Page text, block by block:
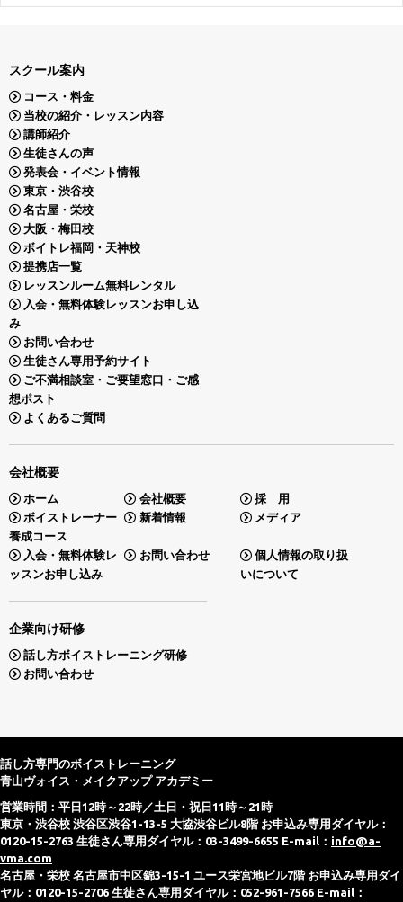
スクール案内
コース・料金
当校の紹介・レッスン内容
講師紹介
生徒さんの声
発表会・イベント情報
東京・渋谷校
名古屋・栄校
大阪・梅田校
ボイトレ福岡・天神校
提携店一覧
レッスンルーム無料レンタル
入会・無料体験レッスンお申し込
み
お問い合わせ
生徒さん専用予約サイト
ご不満相談室・ご要望窓口・ご感
想ポスト
よくあるご質問
会社概要
ホーム 会社概要
採 用
ボイストレーナー
養成コース
新着情報 メディア
入会・無料体験レ
ッスンお申し込み
お問い合わせ
個人情報の取り扱
いについて
企業向け研修
話し方ボイストレーニング研修
お問い合わせ
話し方専門のボイストレーニング
青山ヴォイス・メイクアップ アカデミー
営業時間：平日12時～22時／土日・祝日11時～21時
東京・渋谷校 渋谷区渋谷1-13-5 大協渋谷ビル8階 お申込み専用ダイヤル：
0120-15-2763 生徒さん専用ダイヤル：03-3499-6655 E-mail： info@a-
vma.com
名古屋・栄校 名古屋市中区錦3-15-1 ユース栄宮地ビル7階 お申込み専用ダイ
ヤル：0120-15-2706 生徒さん専用ダイヤル：052-961-7566 E-mail：